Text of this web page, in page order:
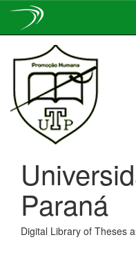
navigation
Paraná
Digital Library of Theses